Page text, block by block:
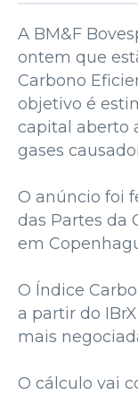
A BM&F
ontem que
Carbono
objetivo é
capital aberto
gases
O anúncio foi
das Partes da
em
O Índice
a partir do
mais
O cálculo vai